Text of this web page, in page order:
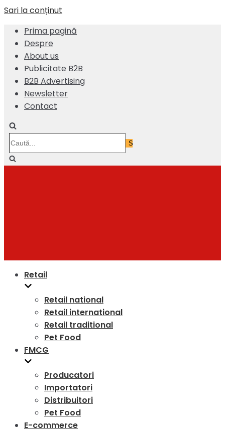
Sari la conținut
Prima pagină
Despre
About us
Publicitate B2B
B2B Advertising
Newsletter
Contact
Caută...
Retail
Retail national
Retail international
Retail traditional
Pet Food
FMCG
Producatori
Importatori
Distribuitori
Pet Food
E-commerce